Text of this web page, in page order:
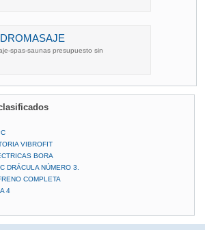
spas-saunas presupuesto sin
VIBROFIT
BORA
DRÁCULA NÚMERO 3.
COMPLETA
4